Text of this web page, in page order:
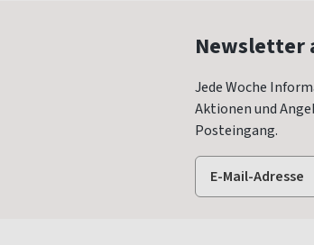
Newsletter
Jede Woche
Aktionen und
Posteingang.